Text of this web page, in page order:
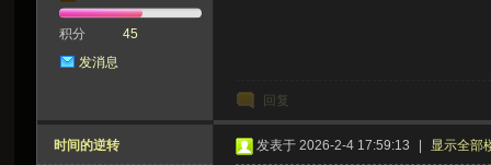
积分
45
发消息
回复
时间的逆转 发表于 2026-2-4 17:59:13 显示全部